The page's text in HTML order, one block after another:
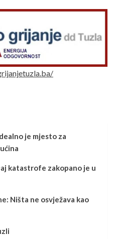
je mjesto za
katastrofe zakopano je u
Ništa ne osvježava kao